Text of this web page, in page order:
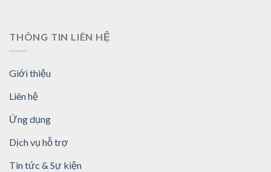
THÔNG TIN LIÊN HỆ
Giới thiệu
Liên hệ
Ứng dụng
Dịch vụ hỗ trợ
Tin tức & Sự kiện